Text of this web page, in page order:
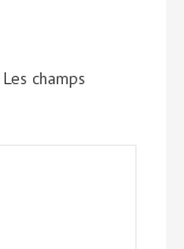
Les champs